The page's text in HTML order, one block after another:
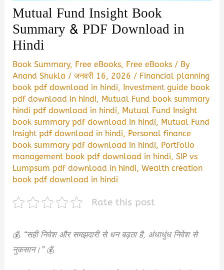
Mutual Fund Insight Book
Summary & PDF Download in
Hindi
Book Summary, Free eBooks, Free eBooks / By
Anand Shukla /जनवरी 16, 2026 / Financial planning
book pdf download in hindi, Investment guide book
pdf download in hindi, Mutual Fund book summary
hindi pdf download in hindi, Mutual Fund Insight
book summary pdf download in hindi, Mutual Fund
Insight pdf download in hindi, Personal finance
book summary pdf download in hindi, Portfolio
management book pdf download in hindi,SIP vs
Lumpsum pdf download in hindi,Wealth creation
book pdf download in hindi
Rate this post
💰 “सही निवेश और समझदारी से धन बढ़ता है, अंधाधुंध निवेश से
नुकसान।”💰